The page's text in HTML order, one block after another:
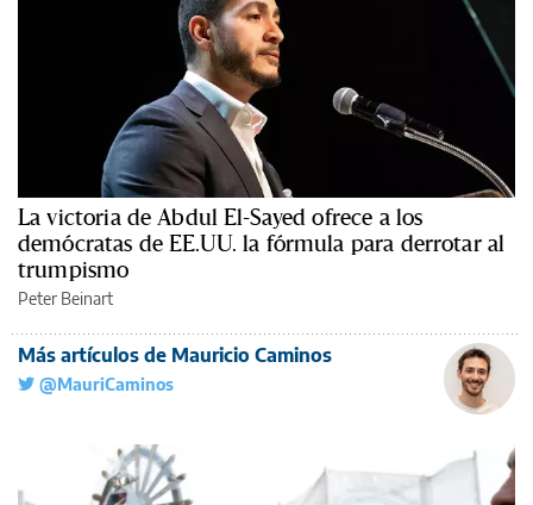
La victoria de Abdul El-Sayed ofrece a los
demócratas de EE.UU. la fórmula para derrotar al
trumpismo
Peter Beinart
Más artículos de Mauricio Caminos
@MauriCaminos